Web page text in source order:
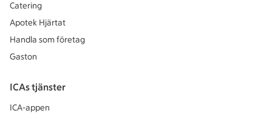
Catering
Apotek Hjärtat
Handla som företag
Gaston
ICAs tjänster
ICA-appen